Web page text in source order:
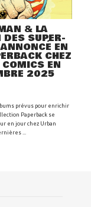
& LA
DES SUPER-
EN
CHEZ
EN
2025
prévus pour enrichir
Paperback se
en jour chez Urban
...